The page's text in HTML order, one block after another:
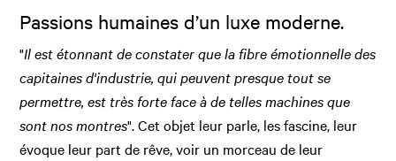
Passions humaines d’un luxe moderne.
"Il est étonnant de constater que la fibre émotionnelle des
capitaines d'industrie, qui peuvent presque tout se
permettre, est très forte face à de telles machines que
sont nos montres". Cet objet leur parle, les fascine, leur
évoque leur part de rêve, voir un morceau de leur